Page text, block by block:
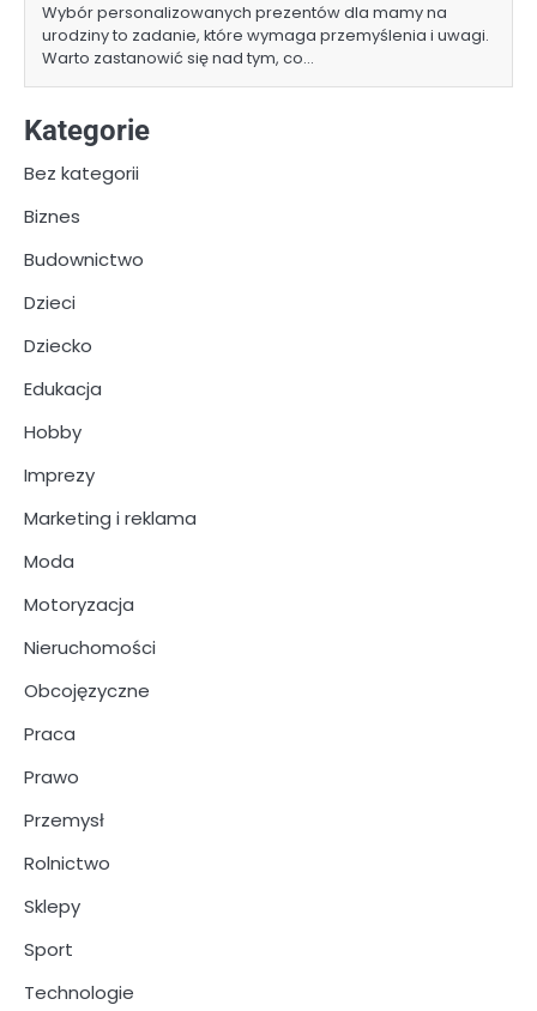
Wybór personalizowanych prezentów dla mamy na
urodziny to zadanie, które wymaga przemyślenia i uwagi.
Warto zastanowić się nad tym, co…
Kategorie
Bez kategorii
Biznes
Budownictwo
Dzieci
Dziecko
Edukacja
Hobby
Imprezy
Marketing i reklama
Moda
Motoryzacja
Nieruchomości
Obcojęzyczne
Praca
Prawo
Przemysł
Rolnictwo
Sklepy
Sport
Technologie